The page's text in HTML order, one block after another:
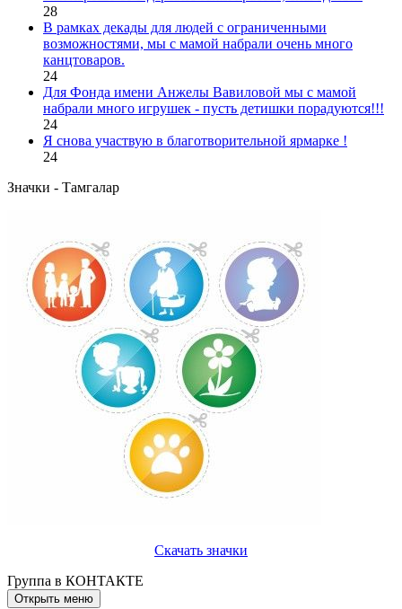
28
В рамках декады для людей с ограниченными
возможностями, мы с мамой набрали очень много
канцтоваров.
24
Для Фонда имени Анжелы Вавиловой мы с мамой
набрали много игрушек - пусть детишки порадуются!!!
24
Я снова участвую в благотворительной ярмарке !
24
Значки - Тамгалар
Скачать значки
Группа в КОНТАКТЕ
Открыть меню